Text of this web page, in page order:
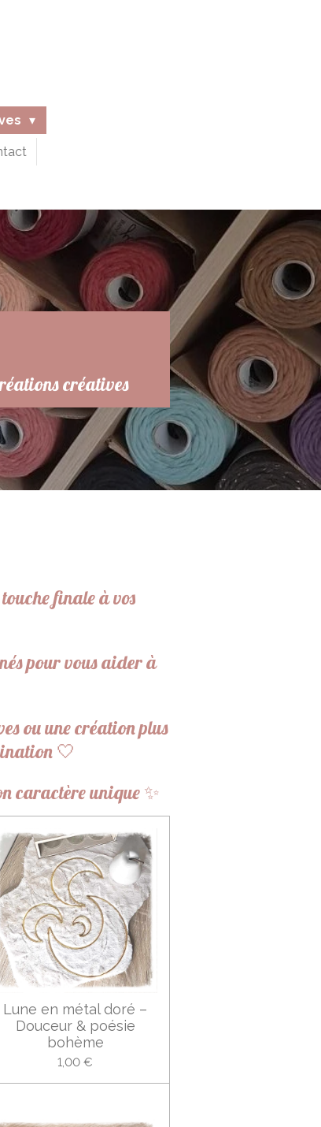
créatives
finale à vos
pour vous aider à
ou une création plus
🤍
caractère unique ✨
Lune en métal doré –
Douceur & poésie
bohème
1,00 €